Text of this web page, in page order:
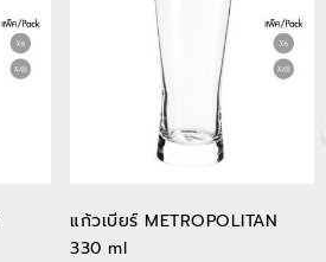
แก้วเบียร์ METROPOLITAN
330 ml